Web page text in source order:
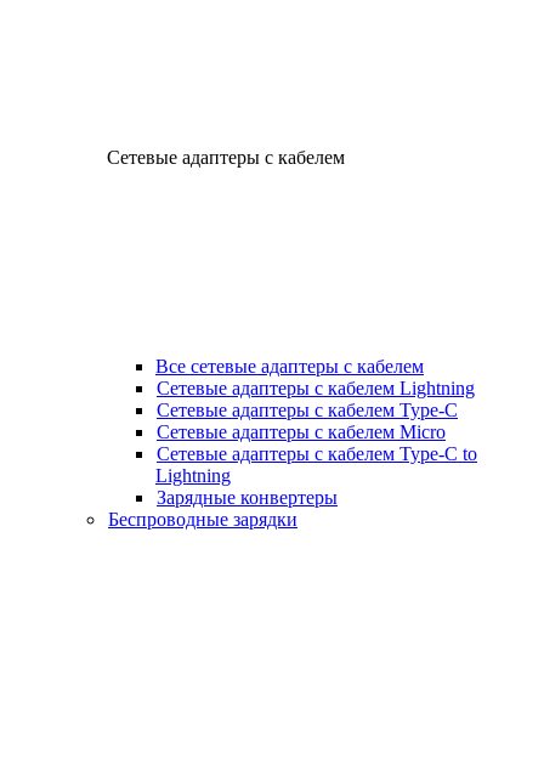
Сетевые адаптеры с кабелем
Все сетевые адаптеры с кабелем
Сетевые адаптеры с кабелем Lightning
Сетевые адаптеры с кабелем Type-C
Сетевые адаптеры с кабелем Micro
Сетевые адаптеры с кабелем Type-C to
Lightning
Зарядные конвертеры
Беспроводные зарядки